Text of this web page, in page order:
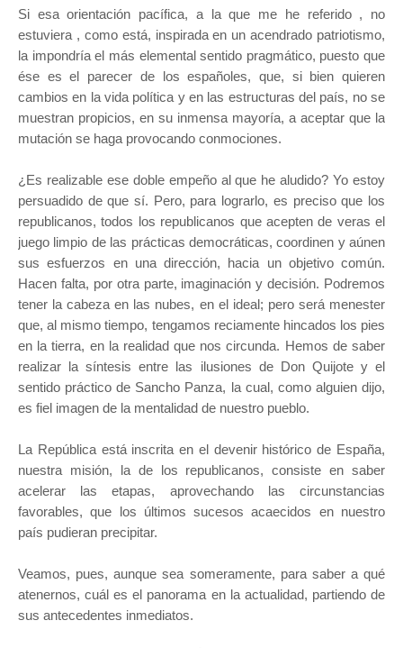
Si esa orientación pacífica, a la que me he referido , no
estuviera , como está, inspirada en un acendrado patriotismo,
la impondría el más elemental sentido pragmático, puesto que
ése es el parecer de los españoles, que, si bien quieren
cambios en la vida política y en las estructuras del país, no se
muestran propicios, en su inmensa mayoría, a aceptar que la
mutación se haga provocando conmociones.
¿Es realizable ese doble empeño al que he aludido? Yo estoy
persuadido de que sí. Pero, para lograrlo, es preciso que los
republicanos, todos los republicanos que acepten de veras el
juego limpio de las prácticas democráticas, coordinen y aúnen
sus esfuerzos en una dirección, hacia un objetivo común.
Hacen falta, por otra parte, imaginación y decisión. Podremos
tener la cabeza en las nubes, en el ideal; pero será menester
que, al mismo tiempo, tengamos reciamente hincados los pies
en la tierra, en la realidad que nos circunda. Hemos de saber
realizar la síntesis entre las ilusiones de Don Quijote y el
sentido práctico de Sancho Panza, la cual, como alguien dijo,
es fiel imagen de la mentalidad de nuestro pueblo.
La República está inscrita en el devenir histórico de España,
nuestra misión, la de los republicanos, consiste en saber
acelerar las etapas, aprovechando las circunstancias
favorables, que los últimos sucesos acaecidos en nuestro
país pudieran precipitar.
Veamos, pues, aunque sea someramente, para saber a qué
atenernos, cuál es el panorama en la actualidad, partiendo de
sus antecedentes inmediatos.